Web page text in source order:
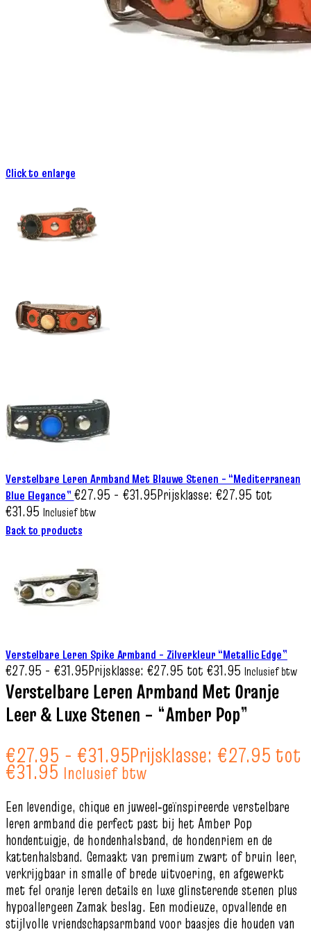
Click to enlarge
Verstelbare Leren Armband Met Blauwe Stenen – “Mediterranean
Blue Elegance” €27.95 - €31.95Prijsklasse: €27.95 tot
€31.95 Inclusief btw
Back to products
Verstelbare Leren Spike Armband – Zilverkleur “Metallic Edge”
€27.95 - €31.95Prijsklasse: €27.95 tot €31.95 Inclusief btw
Verstelbare Leren Armband Met Oranje
Leer & Luxe Stenen – “Amber Pop”
€27.95 - €31.95Prijsklasse: €27.95 tot
€31.95 Inclusief btw
Een levendige, chique en juweel‑geïnspireerde verstelbare
leren armband die perfect past bij het Amber Pop
hondentuigje, de hondenhalsband, de hondenriem en de
kattenhalsband. Gemaakt van premium zwart of bruin leer,
verkrijgbaar in smalle of brede uitvoering, en afgewerkt
met fel oranje leren details en luxe glinsterende stenen plus
hypoallergeen Zamak beslag. Een modieuze, opvallende en
stijlvolle vriendschapsarmband voor baasjes die houden van